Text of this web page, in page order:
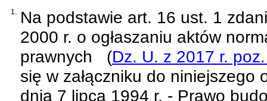
1. Na podstawie art. 16 ust. 1
2000 r. o ogłaszaniu aktów
prawnych
(Dz. U. z 2017 r.
się w załączniku do
dnia 7 lipca 1994 r. - Prawo